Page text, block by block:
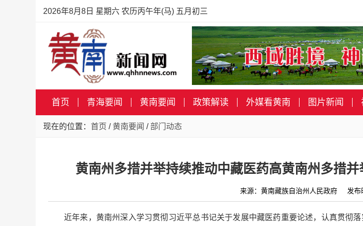
2026年8月8日 星期六 农历丙午年(马) 五月初三
首页 青海要闻 黄南要闻 政策解读 外媒看黄南 图片新闻
现在的位置： 首页 / 黄南要闻 /部门动态
黄南州多措并举持续推动中藏医药高黄南州多措
来源：黄南藏族自治州人民政府 发
近年来，黄南州深入学习贯彻习近平总书记关于发展中藏医药重要论述，认真贯彻